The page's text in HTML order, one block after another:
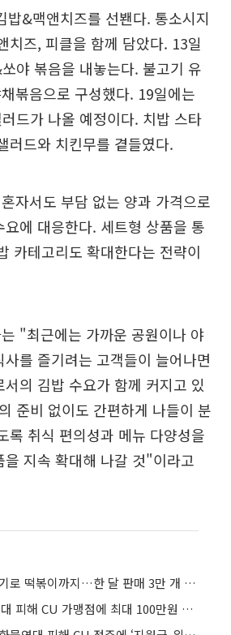
밥&맥앤치즈를 선봰다. 통소시지
치즈, 피클을 함께 담았다. 13일
야 볶음을 내놓는다. 불고기 유
볶음으로 구성했다. 19일에는
드가 나올 예정이다. 치밥 스타
러드와 치킨무를 곁들였다.
자서도 부담 없는 양과 가격으로
에 대응한다. 세트형 상품을 통
카테고리도 확대한다는 전략이
"최근에는 가까운 공원이나 야
를 즐기려는 고객들이 늘어나면
의 김밥 수요가 함께 커지고 있
준비 없이도 간편하게 나들이 분
록 취식 편의성과 메뉴 다양성을
을 지속 확대해 나갈 것"이라고
CU, 즉석 라면 조리기로 떡볶이까지…한 달 판매 3만 개 돌파
BGF리테일 “화물연대 피해 CU 가맹점에 최대 100만원 지원”